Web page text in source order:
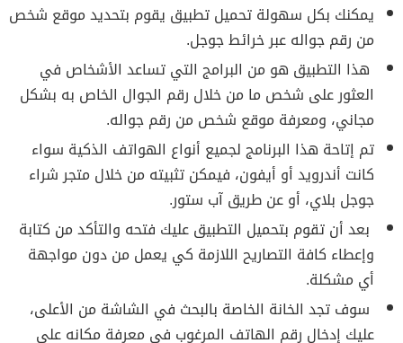
يمكنك بكل سهولة تحميل تطبيق يقوم بتحديد موقع شخص
من رقم جواله عبر خرائط جوجل.
هذا التطبيق هو من البرامج التي تساعد الأشخاص في
العثور على شخص ما من خلال رقم الجوال الخاص به بشكل
مجاني، ومعرفة موقع شخص من رقم جواله.
تم إتاحة هذا البرنامج لجميع أنواع الهواتف الذكية سواء
كانت أندرويد أو أيفون، فيمكن تثبيته من خلال متجر شراء
جوجل بلاي، أو عن طريق آب ستور.
بعد أن تقوم بتحميل التطبيق عليك فتحه والتأكد من كتابة
وإعطاء كافة التصاريح اللازمة كي يعمل من دون مواجهة
أي مشكلة.
سوف تجد الخانة الخاصة بالبحث في الشاشة من الأعلى،
عليك إدخال رقم الهاتف المرغوب في معرفة مكانه على